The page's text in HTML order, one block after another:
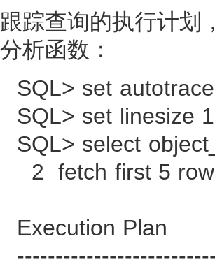
跟踪查询的执行计划
分析函数：
SQL> set
SQL> set linesize
SQL> select
2 fetch first 5
Execution Plan